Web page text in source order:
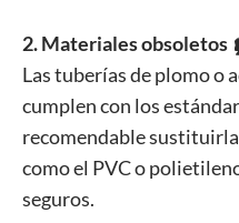
2. Materiales obsoletos
Las tuberías de plomo o
cumplen con los
recomendable
como el PVC o
seguros.